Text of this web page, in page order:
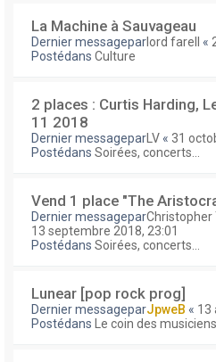
La Machine à Sauvageau
Dernier messageparlord farell «
Postédans Culture
2 places : Curtis Harding,
11 2018
Dernier messagepar LV « 31
Postédans Soirées, concerts...
Vend 1 place "The
Dernier messageparChristopher
13 septembre 2018, 23:01
Postédans Soirées, concerts...
Lunear [pop rock prog]
Dernier messageparJpweB « 13
Postédans
Le coin des